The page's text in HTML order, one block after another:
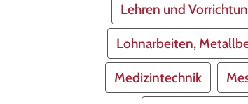
Lehren und
Lohnarbeiten,
Medizintechnik